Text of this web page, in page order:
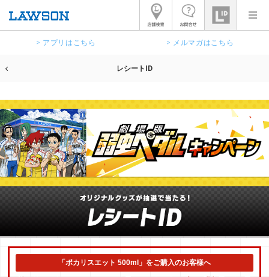
> アプリはこちら > メルマガはこちら
レシートID
「ポカリスエット 500ml」をご購入のお客様へ